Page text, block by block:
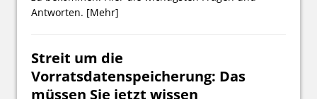
Antworten. [Mehr]
Streit um die
Vorratsdatenspeicherung: Das
müssen Sie jetzt wissen